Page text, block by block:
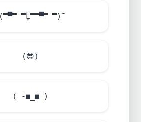
(̿▀̿ ̿Ĺ̯̿̿▀̿ ̿)̄
(😎)
( -■_■ )